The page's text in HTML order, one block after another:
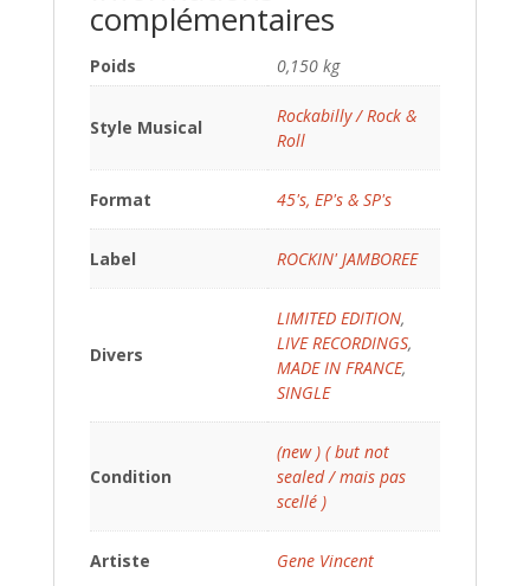
complémentaires
Poids 0,150 kg
Style Musical
Rockabilly / Rock &
Roll
Format 45's, EP's & SP's
Label ROCKIN' JAMBOREE
Divers
LIMITED EDITION,
LIVE RECORDINGS,
MADE IN FRANCE,
SINGLE
Condition
(new ) ( but not
sealed / mais pas
scellé )
Artiste Gene Vincent